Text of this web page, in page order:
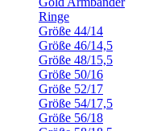
Ringe
Größe 44/14
Größe 46/14,5
Größe 48/15,5
Größe 50/16
Größe 52/17
Größe 54/17,5
Größe 56/18